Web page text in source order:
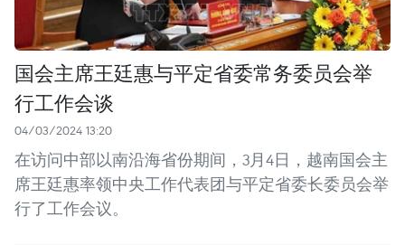
国会主席王廷惠与平定省委常务委员会举
行工作会谈
04/03/2024 13:20
在访问中部以南沿海省份期间，3月4日，越南国会主
席王廷惠率领中央工作代表团与平定省委长委员会举
行了工作会议。